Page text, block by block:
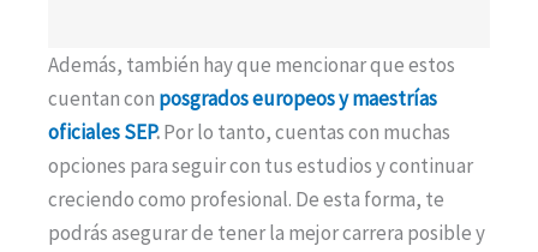
Además, también hay que mencionar que estos
cuentan con posgrados europeos y maestrías
oficiales SEP.Por lo tanto, cuentas con muchas
opciones para seguir con tus estudios y continuar
creciendo como profesional. De esta forma, te
podrás asegurar de tener la mejor carrera posible y